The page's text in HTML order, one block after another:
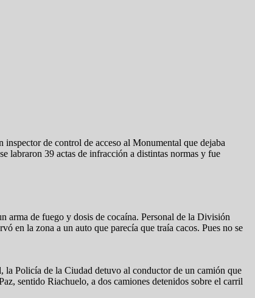
de control de acceso al Monumental que dejaba
labraron 39 actas de infracción a distintas normas y fue
arma de fuego y dosis de cocaína. Personal de la División
en la zona a un auto que parecía que traía cacos. Pues no se
Policía de la Ciudad detuvo al conductor de un camión que
sentido Riachuelo, a dos camiones detenidos sobre el carril